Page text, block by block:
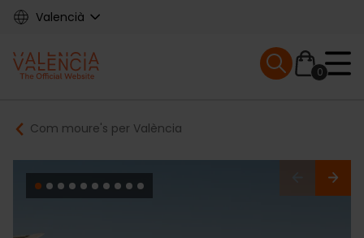
Skip
content
Valencià
Main
navigation
0
Mobile menu
Breadcrumb
Com moure's per València